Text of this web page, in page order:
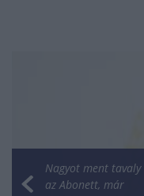
Nagyot ment tavaly
az Abonett, már